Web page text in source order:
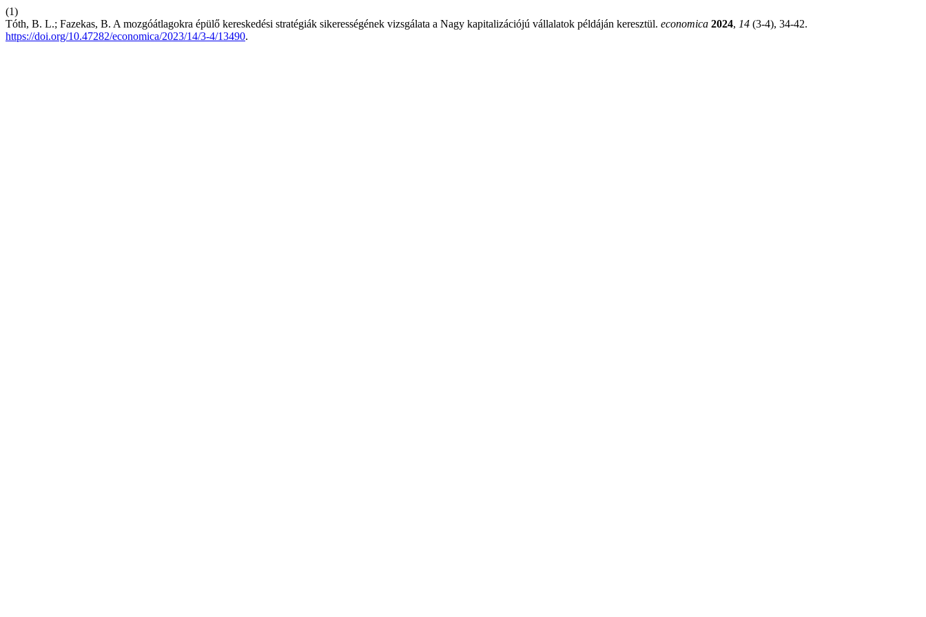
(1)
Tóth, B. L.; Fazekas, B. A mozgóátlagokra épülő kereskedési stratégiák sikerességének vizsgálata a Nagy kapitalizációjú vállalatok példáján keresztül. economica 2024, 14 (3-4), 34-42.
https://doi.org/10.47282/economica/2023/14/3-4/13490.